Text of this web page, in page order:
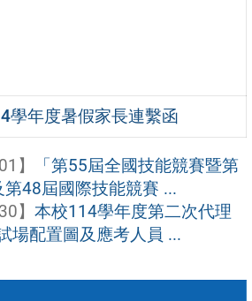
學年度暑假家長連繫函
】
「第55屆全國技能競賽暨第
48屆國際技能競賽 ...
】 本校114學年度第二次代理
場配置圖及應考人員 ...